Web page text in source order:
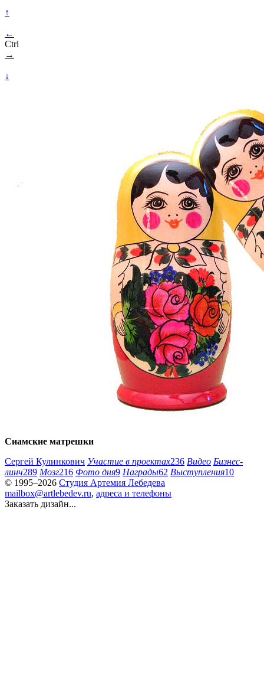
↑
←
Ctrl
→
↓
Сиамские матрешки
Сергей Кулинкович Участие в проектах236 Видео Бизнес-
линч289 Мозг216 Фото дня9 Награды62 Выступления10
© 1995–2026 Студия Артемия Лебедева
mailbox@artlebedev.ru, адреса и телефоны
Заказать дизайн...